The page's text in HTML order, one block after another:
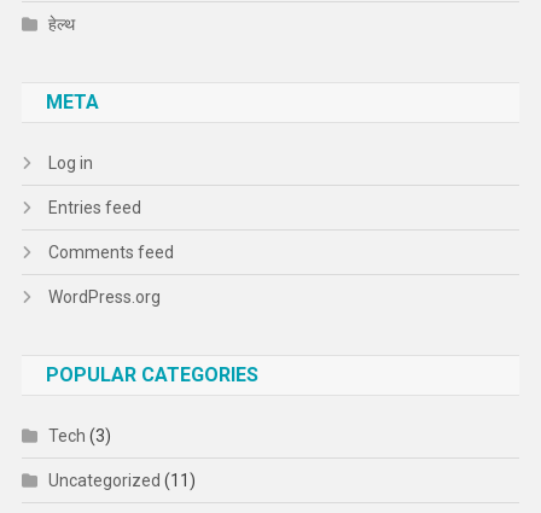
हेल्थ
META
Log in
Entries feed
Comments feed
WordPress.org
POPULAR CATEGORIES
Tech (3)
Uncategorized (11)